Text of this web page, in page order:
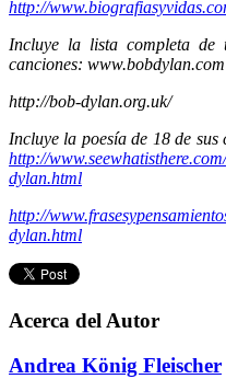
http://
Incluye la lista completa de
canciones: www.bobdylan.com
http://bob-dylan.org.uk/
Incluye la poesía de 18 de sus
http://
dylan.html
http://
dylan.html
Acerca del Autor
Andrea König Fleischer